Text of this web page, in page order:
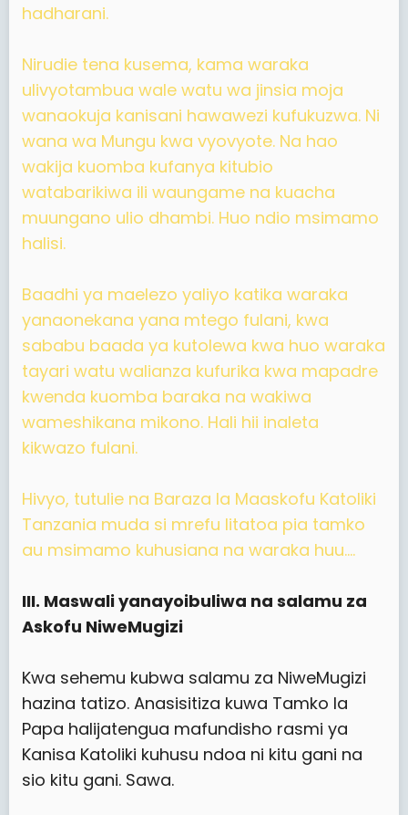
hadharani.
Nirudie tena kusema, kama waraka
ulivyotambua wale watu wa jinsia moja
wanaokuja kanisani hawawezi kufukuzwa. Ni
wana wa Mungu kwa vyovyote. Na hao
wakija kuomba kufanya kitubio
watabarikiwa ili waungame na kuacha
muungano ulio dhambi. Huo ndio msimamo
halisi.
Baadhi ya maelezo yaliyo katika waraka
yanaonekana yana mtego fulani, kwa
sababu baada ya kutolewa kwa huo waraka
tayari watu walianza kufurika kwa mapadre
kwenda kuomba baraka na wakiwa
wameshikana mikono. Hali hii inaleta
kikwazo fulani.
Hivyo, tutulie na Baraza la Maaskofu Katoliki
Tanzania muda si mrefu litatoa pia tamko
au msimamo kuhusiana na waraka huu....
III. Maswali yanayoibuliwa na salamu za
Askofu NiweMugizi
Kwa sehemu kubwa salamu za NiweMugizi
hazina tatizo. Anasisitiza kuwa Tamko la
Papa halijatengua mafundisho rasmi ya
Kanisa Katoliki kuhusu ndoa ni kitu gani na
sio kitu gani. Sawa.